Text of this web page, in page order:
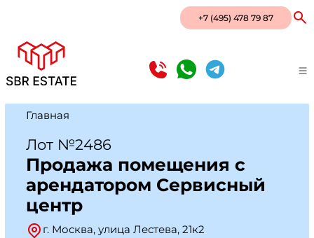
+7 (495) 478 79 87
Главная
Лот №2486
Продажа помещения с
арендатором Сeрвиcный
центр
г. Москва, улица Лестева, 21к2